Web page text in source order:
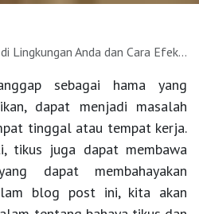
Anda dan Cara Efektif untuk Membasminya
sebagai hama yang
dapat menjadi masalah
tinggal atau tempat kerja.
tikus juga dapat membawa
dapat membahayakan
blog post ini, kita akan